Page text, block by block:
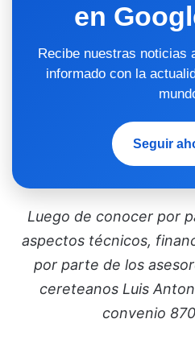
en
Recibe nuestras noticias
informado con la
Seguir
Luego de conocer por
aspectos técnicos,
por parte de los
cereteanos Luis
convenio